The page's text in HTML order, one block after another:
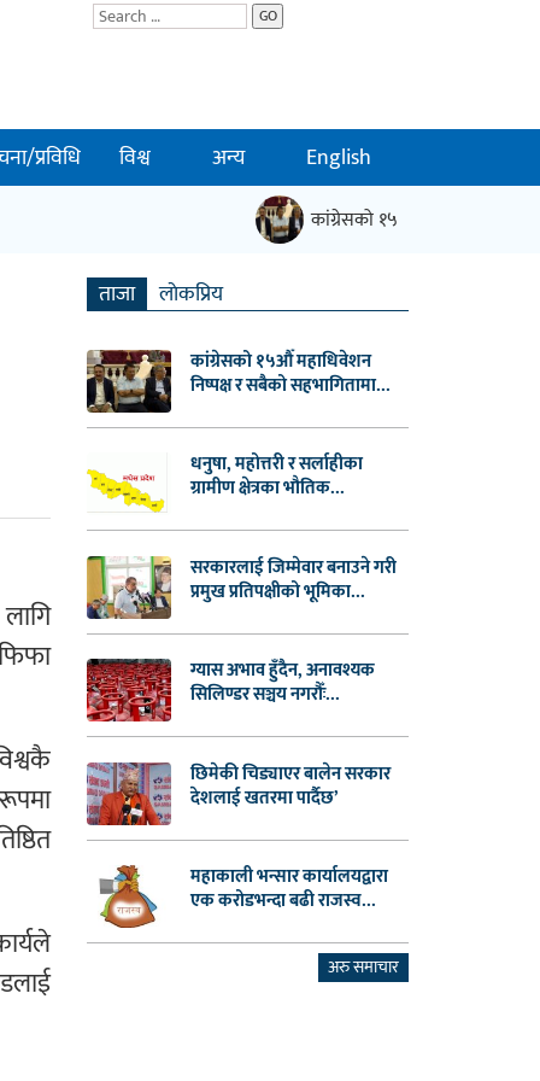
GO
प्रविधि विश्व अन्य English
कांग्रेसको १५औँ महाधिवेशन
ताजा लाेकप्रिय
कांग्रेसको १५औँ महाधिवेशन
निष्पक्ष र सबैको सहभागितामा...
धनुषा, महोत्तरी र सर्लाहीका
ग्रामीण क्षेत्रका भौतिक...
सरकारलाई जिम्मेवार बनाउने गरी
प्रमुख प्रतिपक्षीको भूमिका...
ग्यास अभाव हुँदैन, अनावश्यक
सिलिण्डर सञ्चय नगरौँः...
छिमेकी चिड्याएर बालेन सरकार
देशलाई खतरमा पार्दैछ’
महाकाली भन्सार कार्यालयद्वारा
एक करोडभन्दा बढी राजस्व...
अरु समाचार